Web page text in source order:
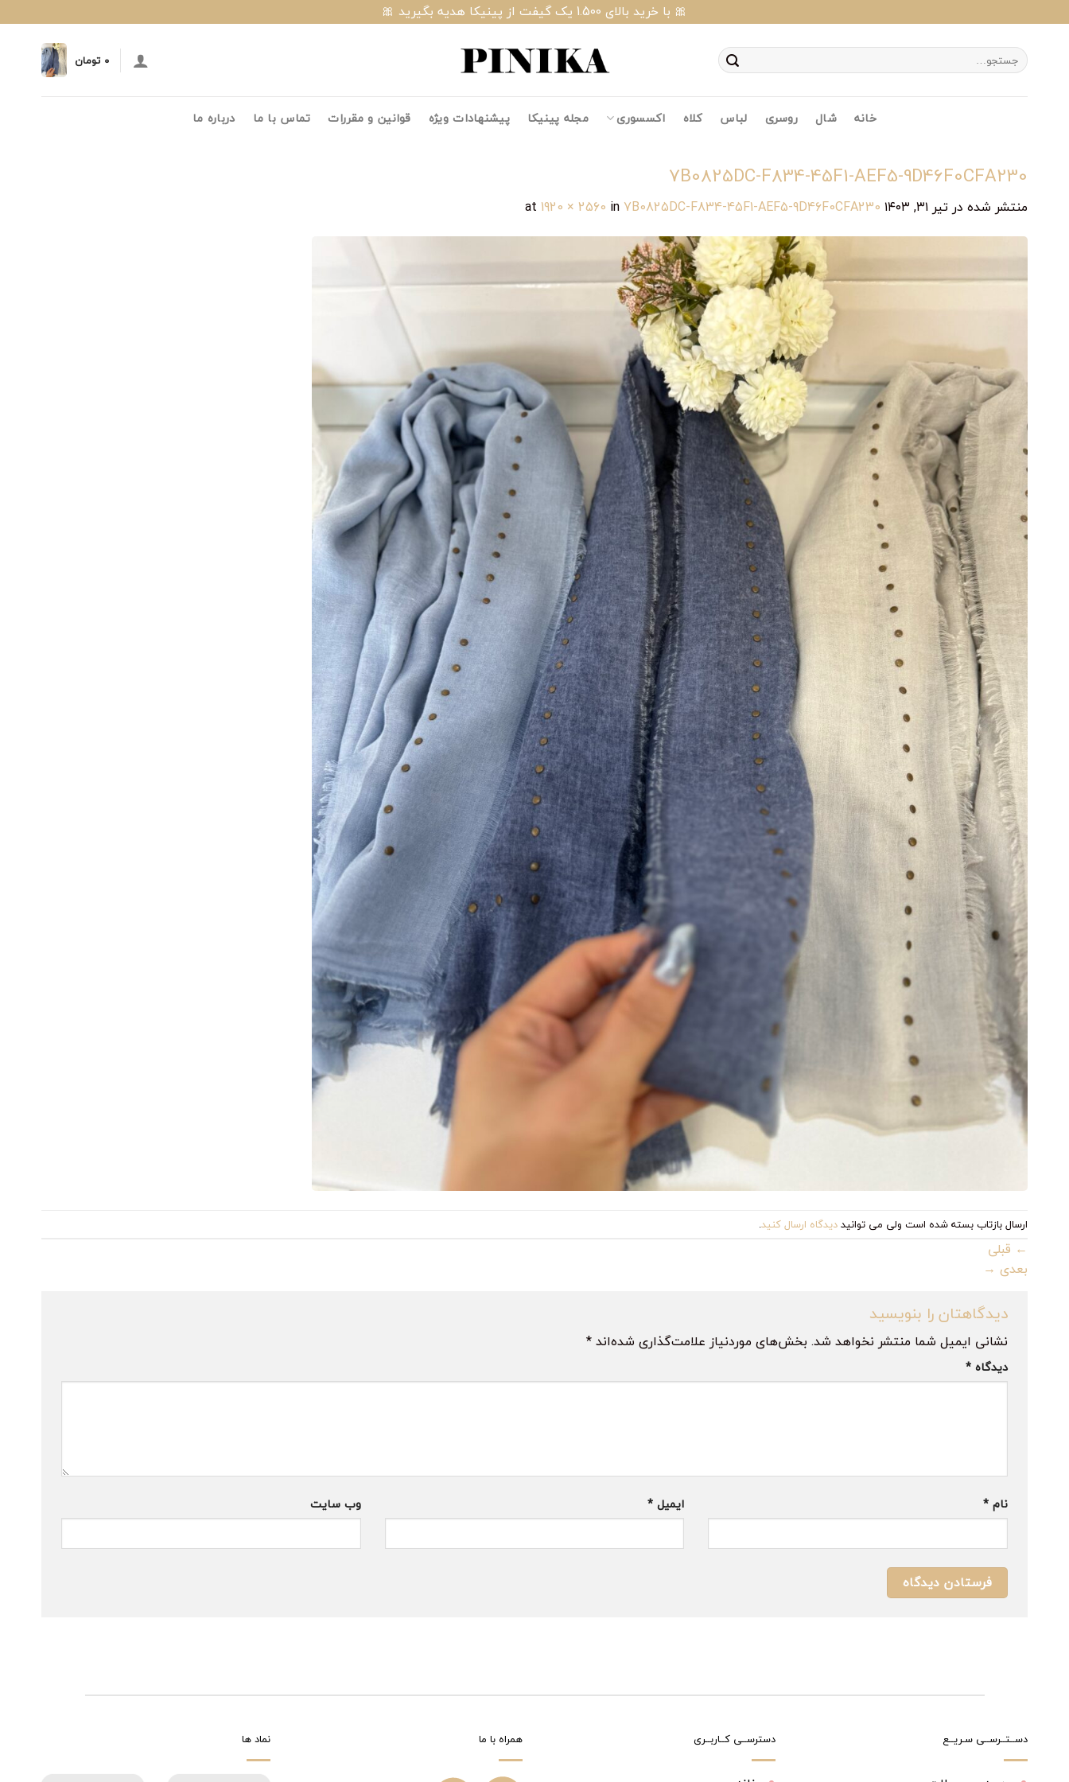
to
content
🎀 با خرید بالای 1.500 یک گیفت از پینیکا هدیه بگیرید 🎀
جستجو
برای:
۰ تومان
خانه شال روسری لباس کلاه اکسسوری مجله پینیکا پیشنهادات ویژه قوانین و مقررات تماس با ما درباره ما
7B0825DC-F834-45F1-AEF5-9D46F0CFA230
منتشر شده درتیر ۳۱, ۱۴۰۳ 1920 × 2560 in 7B0825DC-F834-45F1-AEF5-9D46F0CFA230
ارسال بازتاب بسته شده است ولی می توانیددیدگاه ارسال کنید.
← قبلی
بعدی →
دیدگاهتان را بنویسید
نشانی ایمیل شما منتشر نخواهد شد. بخش‌های موردنیاز علامت‌گذاری شده‌اند*
دیدگاه *
نام * ایمیل * وب‌ سایت
دســتــرســی سـریــع دسترســی کــاربــری همراه با ما نماد ها